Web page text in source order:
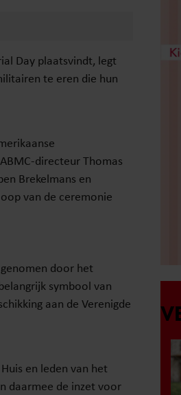
Day plaatsvindt, legt
te eren die hun
directeur Thomas
Brekelmans en
van de ceremonie
door het
symbool van
aan de Verenigde
en leden van het
daarmee de inzet voor